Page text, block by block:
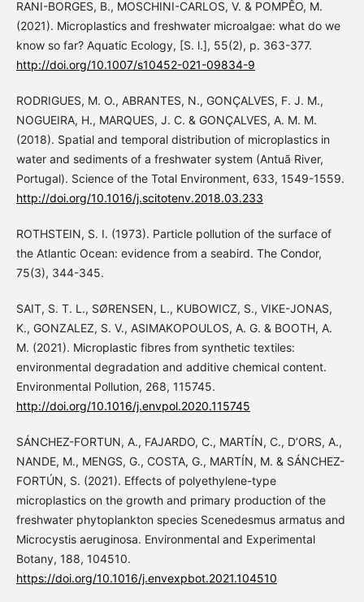
RANI-BORGES, B., MOSCHINI-CARLOS, V. & POMPÊO, M.
(2021). Microplastics and freshwater microalgae: what do we
know so far? Aquatic Ecology, [S. l.], 55(2), p. 363-377.
http://doi.org/10.1007/s10452-021-09834-9
RODRIGUES, M. O., ABRANTES, N., GONÇALVES, F. J. M.,
NOGUEIRA, H., MARQUES, J. C. & GONÇALVES, A. M. M.
(2018). Spatial and temporal distribution of microplastics in
water and sediments of a freshwater system (Antuã River,
Portugal). Science of the Total Environment, 633, 1549-1559.
http://doi.org/10.1016/j.scitotenv.2018.03.233
ROTHSTEIN, S. I. (1973). Particle pollution of the surface of
the Atlantic Ocean: evidence from a seabird. The Condor,
75(3), 344-345.
SAIT, S. T. L., SØRENSEN, L., KUBOWICZ, S., VIKE-JONAS,
K., GONZALEZ, S. V., ASIMAKOPOULOS, A. G. & BOOTH, A.
M. (2021). Microplastic fibres from synthetic textiles:
environmental degradation and additive chemical content.
Environmental Pollution, 268, 115745.
http://doi.org/10.1016/j.envpol.2020.115745
SÁNCHEZ-FORTUN, A., FAJARDO, C., MARTÍN, C., D’ORS, A.,
NANDE, M., MENGS, G., COSTA, G., MARTÍN, M. & SÁNCHEZ-
FORTÚN, S. (2021). Effects of polyethylene-type
microplastics on the growth and primary production of the
freshwater phytoplankton species Scenedesmus armatus and
Microcystis aeruginosa. Environmental and Experimental
Botany, 188, 104510.
https://doi.org/10.1016/j.envexpbot.2021.104510